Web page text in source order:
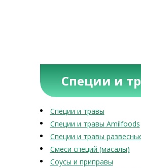
Специи и
Специи и травы
Специи и травы Amilfoods
Специи и травы
Смеси специй (масалы)
Соусы и приправы